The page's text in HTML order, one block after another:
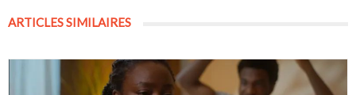
ARTICLES SIMILAIRES